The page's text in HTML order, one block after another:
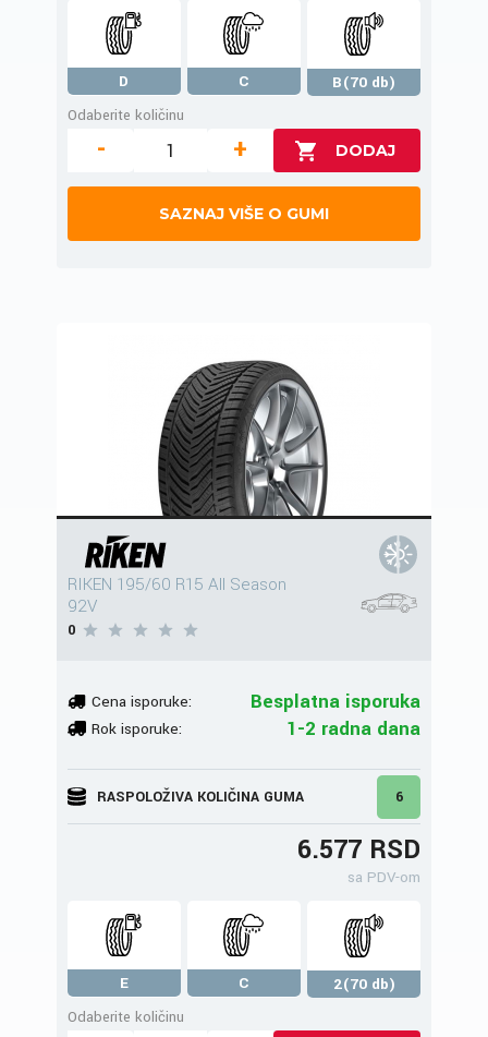
D C
B(70 db)
Odaberite količinu
- +
SAZNAJ VIŠE O GUMI
RIKEN 195/60 R15 All Season
92V
0
Cena isporuke: Besplatna isporuka
Rok isporuke: 1-2 radna dana
RASPOLOŽIVA KOLIČINA GUMA 6
6.577 RSD
sa PDV-om
E C
2(70 db)
Odaberite količinu